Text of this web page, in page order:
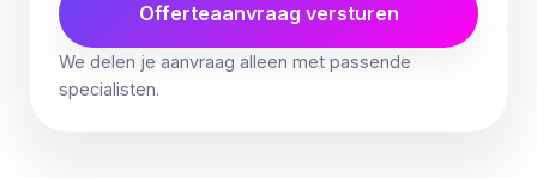
Offerteaanvraag versturen
We delen je aanvraag alleen met passende
specialisten.